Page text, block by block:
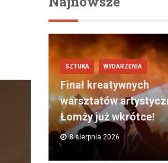
SZTUKA WYDARZENIA
Finał kreatywnych
warsztatów
Łomży już wkrótce!
8 sierpnia 2026